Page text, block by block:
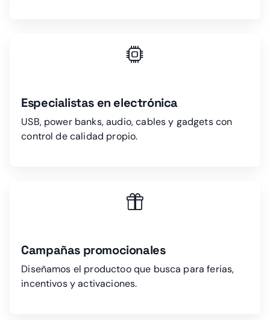
Especialistas en electrónica
USB, power banks, audio, cables y gadgets con
control de calidad propio.
Campañas promocionales
Diseñamos el productoo que busca para ferias,
incentivos y activaciones.